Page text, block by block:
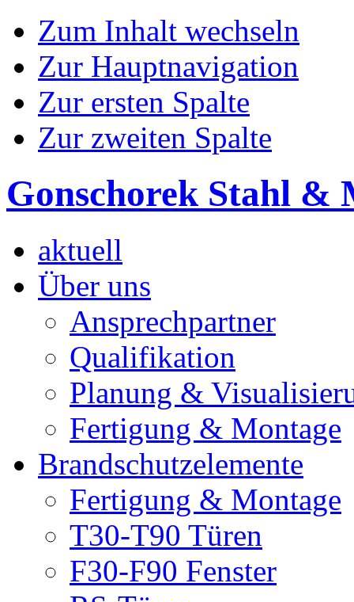
Zum Inhalt wechseln
Zur Hauptnavigation
Zur ersten Spalte
Zur zweiten Spalte
Gonschorek Stahl &
aktuell
Über uns
Ansprechpartner
Qualifikation
Planung &
Fertigung & Montage
Brandschutzelemente
Fertigung & Montage
T30-T90 Türen
F30-F90 Fenster